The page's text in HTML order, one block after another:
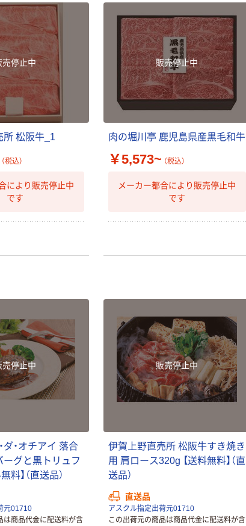
売停止中
所 松阪牛_ 1
（税込）
により販売停止中
です
販売停止中
肉の堀川 亭 鹿児島県産黒毛和牛
￥5,573~ （税込）
メーカー都合により販売停止中
です
売停止中
・ダ・オチアイ 落合
ーグと黒 ト リ ュ フ
無料】 （直送品）
元01710
は商品代金に配送料が含
販売停止中
伊賀上野直売所 松阪牛すき焼き
用 肩ロース320g 【送料無料】 （直
送品）
直送品
アスクル指定出荷元01710
この出荷元の商品は商品代金に配送料が含